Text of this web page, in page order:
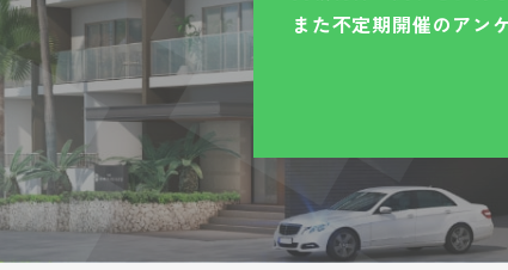
また不定期開催のアン